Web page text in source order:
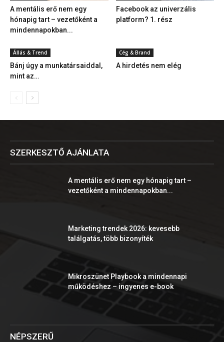
A mentális erő nem egy
hónapig tart – vezetőként a
mindennapokban...
Facebook az univerzális
platform? 1. rész
Állás & Trend
Bánj úgy a munkatársaiddal,
mint az…
Cég & Brand
A hirdetés nem elég
SZERKESZTŐ AJÁNLATA
A mentális erő nem egy hónapig tart –
vezetőként a mindennapokban...
Marketing trendek 2026: kevesebb
találgatás, több bizonyíték
Mikroszünet Playbook a mindennapi
működéshez – ingyenes e-book
NÉPSZERŰ